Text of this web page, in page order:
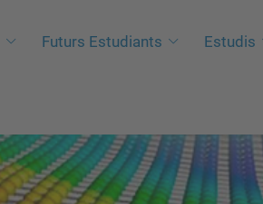
Futurs Estudiants Estudis